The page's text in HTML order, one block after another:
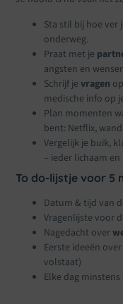
Sta stil bij hoe ver
onderweg.
Praat met je
angsten en
Schrijf jevragen
medische info op
Plan momenten
bent: Netflix,
Vergelijk je buik,
– ieder lichaam
To do-lijstje voor 5
Datum & tijd van
Vragenlijste voor
Nagedacht over
Eerste ideeën over
volstaat)
Elke dag